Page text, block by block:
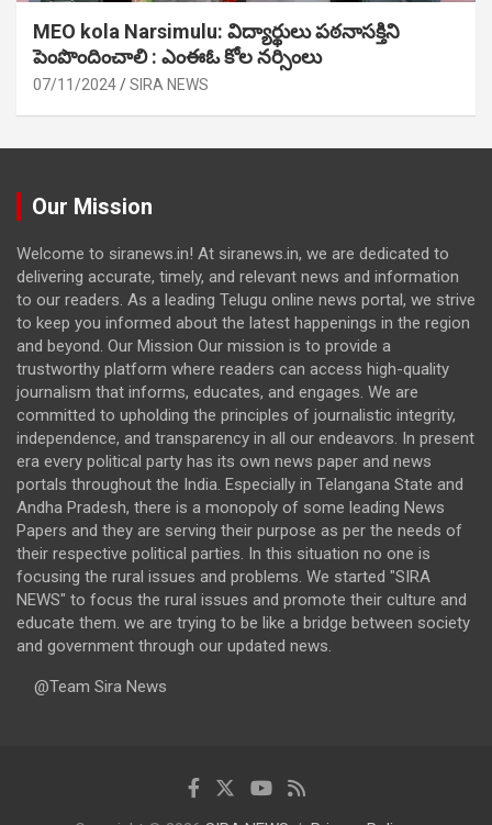
MEO kola Narsimulu: విద్యార్థులు పఠ‌నాసక్తిని
పెంపొందించాలి : ఎంఈఓ కోల నర్సింలు
07/11/2024 SIRA NEWS
Our Mission
Welcome to siranews.in! At siranews.in, we are dedicated to
delivering accurate, timely, and relevant news and information
to our readers. As a leading Telugu online news portal, we strive
to keep you informed about the latest happenings in the region
and beyond. Our Mission Our mission is to provide a
trustworthy platform where readers can access high-quality
journalism that informs, educates, and engages. We are
committed to upholding the principles of journalistic integrity,
independence, and transparency in all our endeavors. In present
era every political party has its own news paper and news
portals throughout the India. Especially in Telangana State and
Andha Pradesh, there is a monopoly of some leading News
Papers and they are serving their purpose as per the needs of
their respective political parties. In this situation no one is
focusing the rural issues and problems. We started "SIRA
NEWS" to focus the rural issues and promote their culture and
educate them. we are trying to be like a bridge between society
and government through our updated news.
@Team Sira News